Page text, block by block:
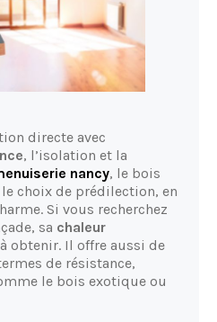
directe avec
, l’isolation et la
nancy, le bois
choix de prédilection, en
Si vous recherchez
sa chaleur
obtenir. Il offre aussi de
de résistance,
le bois exotique ou